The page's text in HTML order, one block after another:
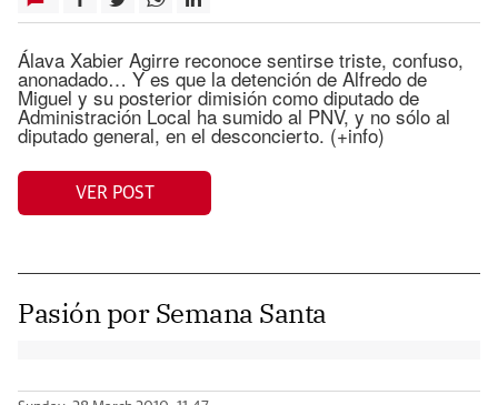
Álava Xabier Agirre reconoce sentirse triste, confuso,
anonadado… Y es que la detención de Alfredo de
Miguel y su posterior dimisión como diputado de
Administración Local ha sumido al PNV, y no sólo al
diputado general, en el desconcierto. (+info)
VER POST
Pasión por Semana Santa